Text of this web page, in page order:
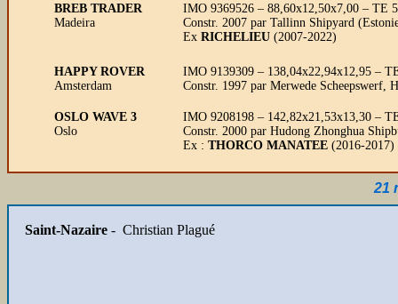
BREB TRADER
Madeira
IMO 9369526 – 88,60x12,50x7,00 – TE
Constr. 2007 par Tallinn Shipyard
Ex RICHELIEU (2007-2022)
HAPPY ROVER
Amsterdam
IMO 9139309 – 138,04x22,94x12,95 –
Constr. 1997 par Merwede Scheepswerf,
OSLO WAVE 3
Oslo
IMO 9208198 – 142,82x21,53x13,30 –
Constr. 2000 par Hudong Zhonghua
Ex : THORCO MANATEE (2016-
21
Saint-Nazaire - Christian Plagué